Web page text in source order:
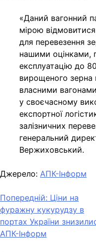
«Даний вагонний
мірою
для перевезення
нашими оцінками,
експлуатацію до
вирощеного
власними
у своєчасному
експортної
залізничних
генеральний
Вержиховський.
Джерело: АПК-Інформ
Навігація
записів
Попередній: Ціни на
фуражну кукурудзу в
портах України
АПК-Інформ